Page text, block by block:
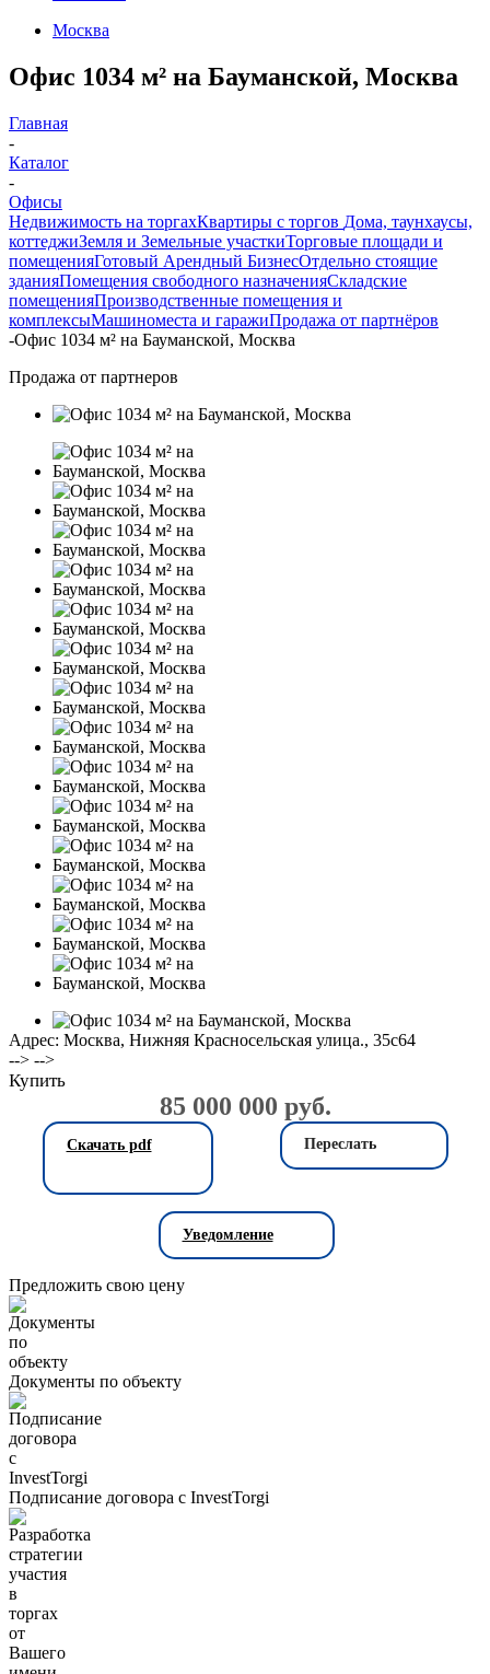
Москва
Офис 1034 м² на Бауманской, Москва
Главная
-
Каталог
-
Офисы
Недвижимость на торгахКвартиры с торгов Дома, таунхаусы,
коттеджиЗемля и Земельные участкиТорговые площади и
помещенияГотовый Арендный БизнесОтдельно стоящие
зданияПомещения свободного назначенияСкладские
помещенияПроизводственные помещения и
комплексыМашиноместа и гаражиПродажа от партнёров
-Офис 1034 м² на Бауманской, Москва
Продажа от партнеров
Адрес: Москва, Нижняя Красносельская улица., 35с64
85 000 000 руб.
--> -->
Купить
Переслать
Скачать pdf
Уведомление
Предложить свою цену
Документы по объекту
Подписание договора с InvestTorgi